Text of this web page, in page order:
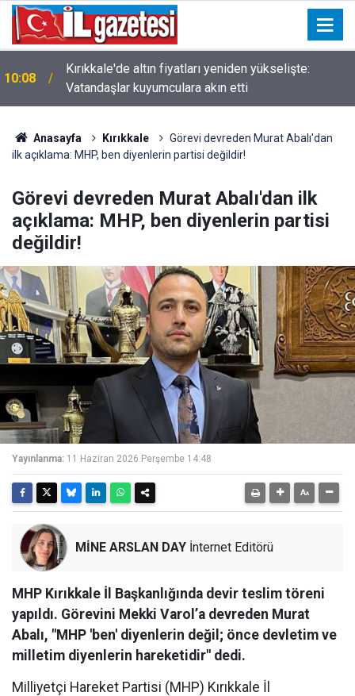
10:08
Kırıkkale'de altın fiyatları yeniden yükselişte:
Vatandaşlar kuyumculara akın etti
Anasayfa Kırıkkale
Görevi devreden Murat Abalı'dan
ilk açıklama: MHP, ben diyenlerin partisi değildir!
Görevi devreden Murat Abalı'dan ilk
açıklama: MHP, ben diyenlerin partisi
değildir!
Yayınlanma: 11 Haziran 2026 Perşembe 14:48
MİNE ARSLAN DAY İnternet Editörü
MHP Kırıkkale İl Başkanlığında devir teslim töreni
yapıldı. Görevini Mekki Varol’a devreden Murat
Abalı, "MHP 'ben' diyenlerin değil; önce devletim ve
milletim diyenlerin hareketidir" dedi.
Milliyetçi Hareket Partisi (MHP) Kırıkkale İl